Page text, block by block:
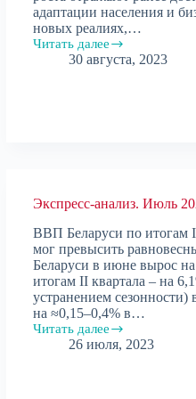
адаптации населения и
новых реалиях,…
Читать далее
Экспресс-
анализ.30 августа, 2023
Экспресс-анализ. Июль
ВВП Беларуси по итогам
мог превысить
Беларуси в июне вырос
итогам II квартала – на
устранением
на ≈0,15–0,4% в…
Читать далее
Экспресс-
анализ.26 июля, 2023